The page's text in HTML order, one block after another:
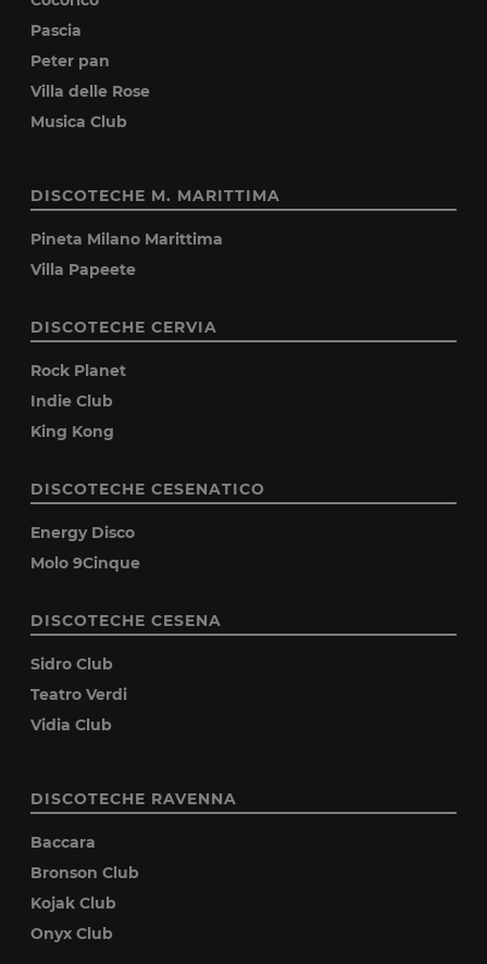
Pascia
Peter pan
Villa delle Rose
Musica Club
DISCOTECHE M. MARITTIMA
Pineta Milano Marittima
Villa Papeete
DISCOTECHE CERVIA
Rock Planet
Indie Club
King Kong
DISCOTECHE CESENATICO
Energy Disco
Molo 9Cinque
DISCOTECHE CESENA
Sidro Club
Teatro Verdi
Vidia Club
DISCOTECHE RAVENNA
Baccara
Bronson Club
Kojak Club
Onyx Club